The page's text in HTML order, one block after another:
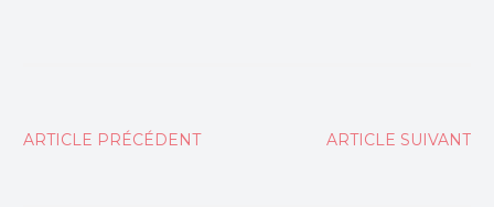
Navigation
ARTICLE PRÉCÉDENT ARTICLE SUIVANT